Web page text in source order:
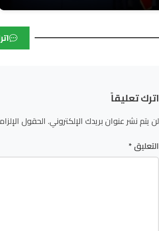
اترك تعليقاً
لن يتم نشر عنوان بريدك الإلكتروني.الحقول
التعليق*